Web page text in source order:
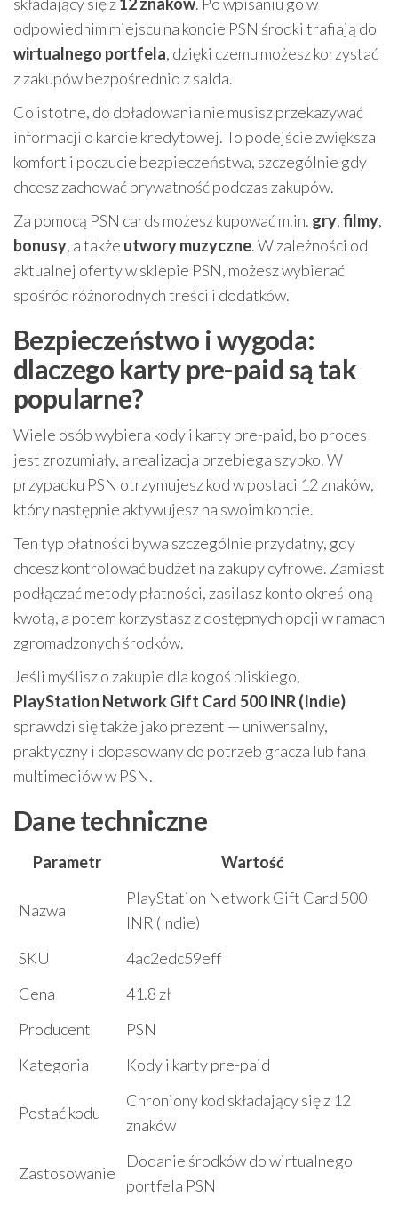
odpowiednim miejscu na koncie PSN środki trafiają do
wirtualnego portfela, dzięki czemu możesz korzystać
z zakupów bezpośrednio z salda.
Co istotne, do doładowania nie musisz przekazywać
informacji o karcie kredytowej. To podejście zwiększa
komfort i poczucie bezpieczeństwa, szczególnie gdy
chcesz zachować prywatność podczas zakupów.
Za pomocą PSN cards możesz kupować m.in. gry,filmy,
bonusy, a także utwory muzyczne. W zależności od
aktualnej oferty w sklepie PSN, możesz wybierać
spośród różnorodnych treści i dodatków.
Bezpieczeństwo i wygoda:
dlaczego karty pre-paid są tak
popularne?
Wiele osób wybiera kody i karty pre-paid, bo proces
jest zrozumiały, a realizacja przebiega szybko. W
przypadku PSN otrzymujesz kod w postaci 12 znaków,
który następnie aktywujesz na swoim koncie.
Ten typ płatności bywa szczególnie przydatny, gdy
chcesz kontrolować budżet na zakupy cyfrowe. Zamiast
podłączać metody płatności, zasilasz konto określoną
kwotą, a potem korzystasz z dostępnych opcji w ramach
zgromadzonych środków.
Jeśli myślisz o zakupie dla kogoś bliskiego,
PlayStation Network Gift Card 500 INR (Indie)
sprawdzi się także jako prezent — uniwersalny,
praktyczny i dopasowany do potrzeb gracza lub fana
multimediów w PSN.
Dane techniczne
Parametr Wartość
Nazwa
PlayStation Network Gift Card 500
INR (Indie)
SKU
4ac2edc59eff
Cena
41.8 zł
Producent
PSN
Kategoria
Kody i karty pre-paid
Postać kodu
Chroniony kod składający się z 12
znaków
Zastosowanie
Dodanie środków do wirtualnego
portfela PSN